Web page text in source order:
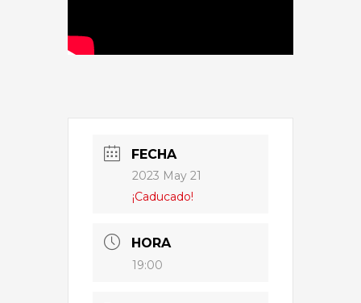
FECHA
2023 May 21
¡Caducado!
HORA
19:00